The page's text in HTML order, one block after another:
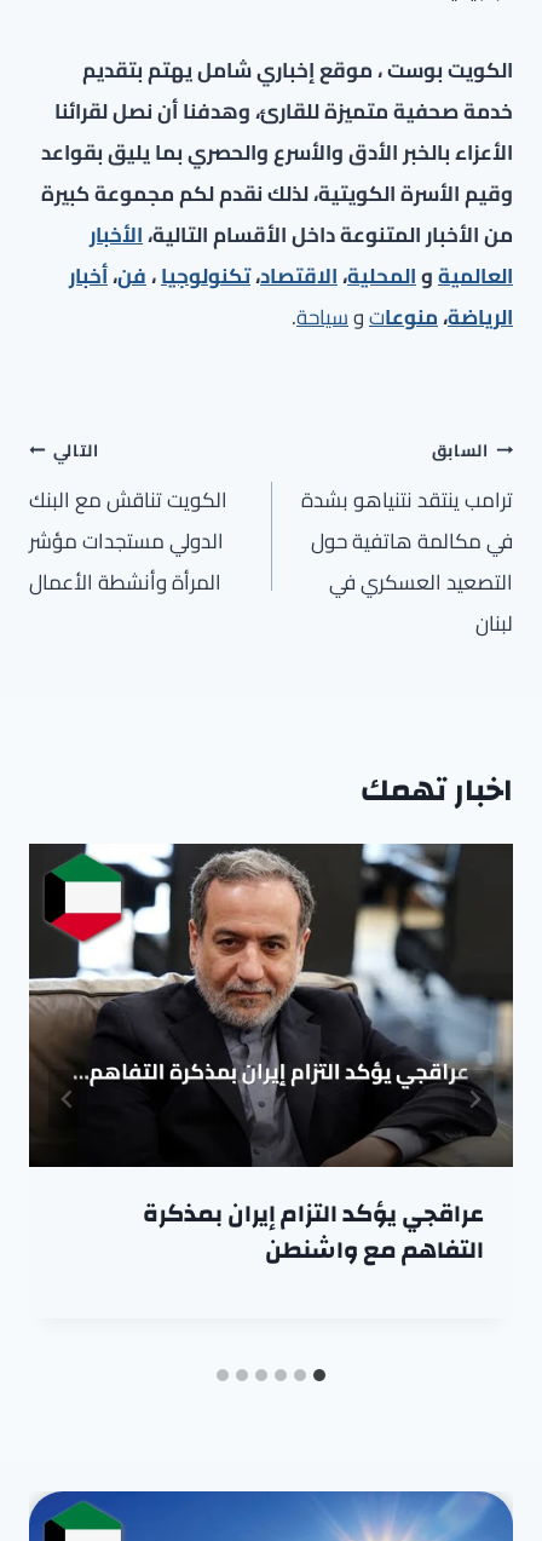
الكويت بوست ، موقع إخباري شامل يهتم بتقديم
خدمة صحفية متميزة للقارئ، وهدفنا أن نصل لقرائنا
الأعزاء بالخبر الأدق والأسرع والحصري بما يليق بقواعد
وقيم الأسرة الكويتية، لذلك نقدم لكم مجموعة كبيرة
من الأخبار المتنوعة داخل الأقسام التالية،الأخبار
العالميةوالمحلية،الاقتصاد،تكنولوجيا،فن،أخبار
الرياضة،منوعاتوسياحة.
تصفّح
المقالات
السابق
ترامب ينتقد نتنياهو بشدة
في مكالمة هاتفية حول
التصعيد العسكري في
لبنان
التالي
الكويت تناقش مع البنك
الدولي مستجدات مؤشر
المرأة وأنشطة الأعمال
اخبار تهمك
عراقجي يؤكد التزام إيران بمذكرة
التفاهم مع واشنطن